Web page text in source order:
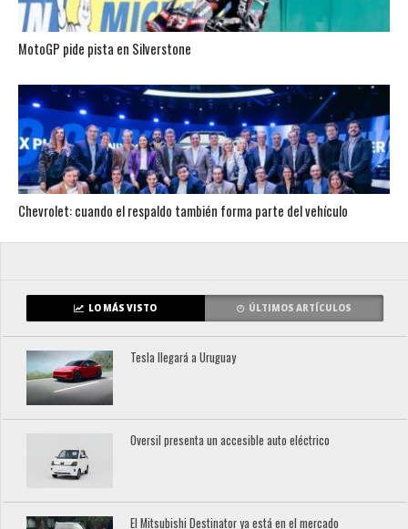
MotoGP pide pista en Silverstone
Chevrolet: cuando el respaldo también forma parte del vehículo
LO MÁS VISTO ÚLTIMOS ARTÍCULOS
Tesla llegará a Uruguay
Oversil presenta un accesible auto eléctrico
El Mitsubishi Destinator ya está en el mercado